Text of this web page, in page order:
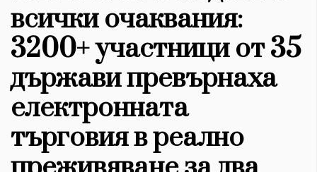
Красота
777
Дизайн
1272
Книги 1188
всички очаквания:
3200+ участници от 35
държави превърнаха
електронната
търговия в реално